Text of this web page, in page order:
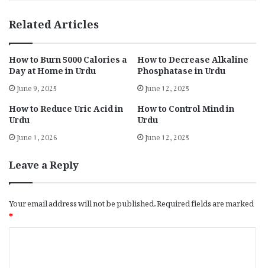
Related Articles
How to Burn 5000 Calories a
Day at Home in Urdu
June 9, 2025
How to Decrease Alkaline
Phosphatase in Urdu
June 12, 2025
How to Reduce Uric Acid in
Urdu
June 1, 2026
How to Control Mind in
Urdu
June 12, 2025
Leave a Reply
Your email address will not be published.Required fields are marked
*